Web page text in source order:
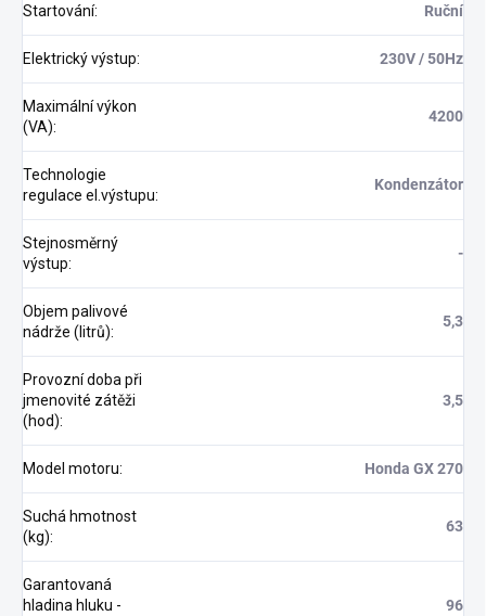
Startování: Ruční
Elektrický výstup: 230V / 50Hz
Maximální výkon
(VA):
4200
Technologie
regulace el.výstupu:
Kondenzátor
Stejnosměrný
výstup:
-
Objem palivové
nádrže (litrů):
5,3
Provozní doba při
jmenovité zátěži
(hod):
3,5
Model motoru: Honda GX 270
Suchá hmotnost
(kg):
63
Garantovaná
hladina hluku -
96